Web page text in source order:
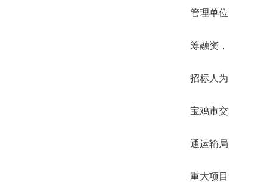
管理单位
筹融资，
招标人为
宝鸡市交
通运输局
重大项目